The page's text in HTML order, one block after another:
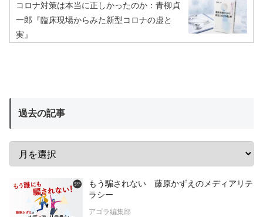
コロナ対策は本当に正しかったのか：青柳貞
一郎『臨床現場からみた新型コロナの虚と
実』
過去の記事
もう騙されない 藤原かずえのメディアリテ
ラシー
アゴラ編集部